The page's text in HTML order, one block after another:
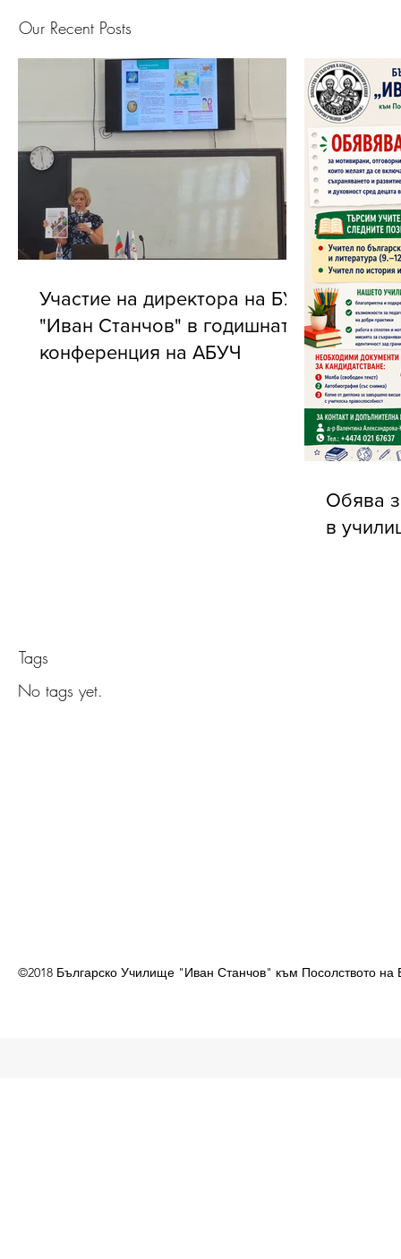
Our Recent Posts
Участие на директора на БУ
"Иван Станчов" в годишната
конференция на АБУЧ
Обява
в
Tags
No tags yet.
©2018 Българско Училище "Иван Станчов" към Посолството на